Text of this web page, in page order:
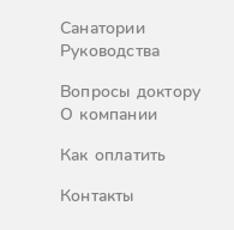
Санатории
Руководства
Вопросы доктору
О компании
Как оплатить
Контакты